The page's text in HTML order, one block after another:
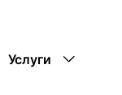
Услуги